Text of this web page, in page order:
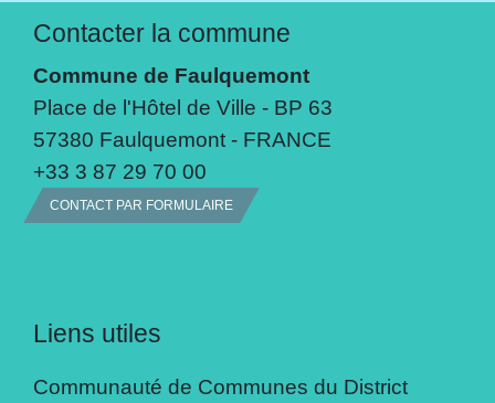
Contacter la commune
Commune de Faulquemont
Place de l'Hôtel de Ville - BP 63
57380 Faulquemont - FRANCE
+33 3 87 29 70 00
CONTACT PAR FORMULAIRE
Liens utiles
Communauté de Communes du District